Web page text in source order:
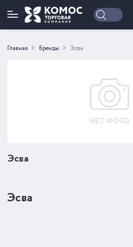
Войти
Главная Бренды Эсва
Эсва
Эсва